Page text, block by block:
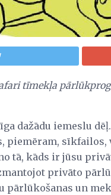
tīmekļa
dažādu iemeslu
sīkfailos,
tā, kāds ir jūsu
privāto
pārlūkošanas un